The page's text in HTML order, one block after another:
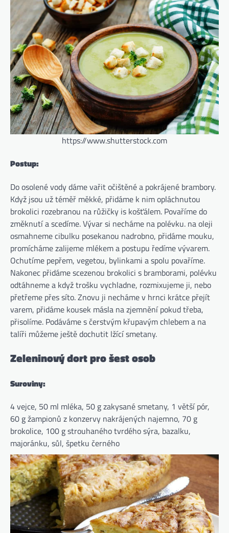
https://www.shutterstock.com
Postup:
Do osolené vody dáme vařit očištěné a pokrájené brambory.
Když jsou už téměř měkké, přidáme k nim opláchnutou
brokolici rozebranou na růžičky is košťálem. Povaříme do
změknutí a scedíme. Vývar si necháme na polévku. na oleji
osmahneme cibulku posekanou nadrobno, přidáme mouku,
promícháme zalijeme mlékem a postupu ředíme vývarem.
Ochutíme pepřem, vegetou, bylinkami a spolu povaříme.
Nakonec přidáme scezenou brokolici s bramborami, polévku
odtáhneme a když trošku vychladne, rozmixujeme ji, nebo
přetřeme přes síto. Znovu ji necháme v hrnci krátce přejít
varem, přidáme kousek másla na zjemnění pokud třeba,
přisolíme. Podáváme s čerstvým křupavým chlebem a na
talíři můžeme ještě dochutit lžící smetany.
Zeleninový dort pro šest osob
Suroviny:
4 vejce, 50 ml mléka, 50 g zakysané smetany, 1 větší pór,
60 g žampionů z konzervy nakrájených najemno, 70 g
brokolice, 100 g strouhaného tvrdého sýra, bazalku,
majoránku, sůl, špetku černého